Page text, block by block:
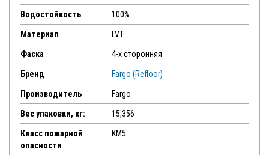
Водостойкость 100%
Материал LVT
Фаска 4-х сторонняя
Бренд Fargo (Refloor)
Производитель Fargo
Вес упаковки, кг: 15,356
Класс пожарной
опасности
КМ5